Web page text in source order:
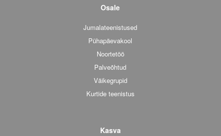
Osale
Jumalateenistused
Pühapäevakool
Noortetöö
Palveõhtud
Väikegrupid
Kurtide teenistus
Kasva